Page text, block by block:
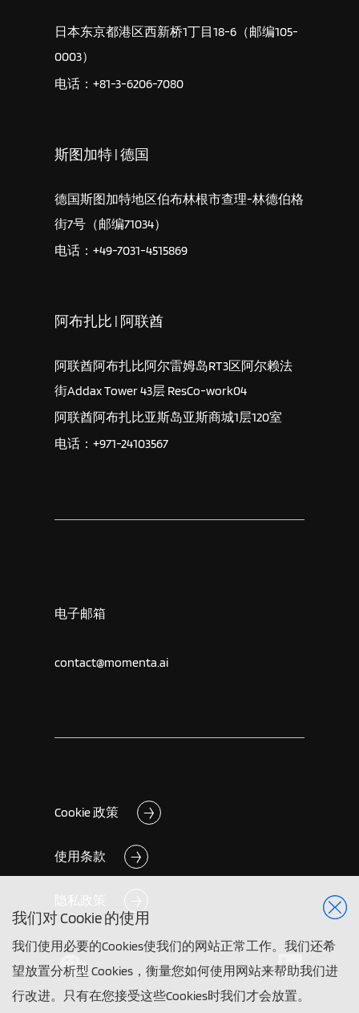
我们对 Cookie 的使用
我们使用必要的Cookies使我们的网站正常工作。我们还希
望放置分析型 Cookies，衡量您如何使用网站来帮助我们进
行改进。只有在您接受这些Cookies时我们才会放置。
日本东京都港区西新桥1丁目18-6（邮编105-
0003）
电话：+81-3-6206-7080
斯图加特 | 德国
德国斯图加特地区伯布林根市查理-林德伯格
街7号（邮编71034）
电话：+49-7031-4515869
阿布扎比 | 阿联酋
阿联酋阿布扎比阿尔雷姆岛RT3区阿尔赖法
街Addax Tower 43层 ResCo-work04
阿联酋阿布扎比亚斯岛亚斯商城1层120室
电话：+971-24103567
电子邮箱
contact@momenta.ai
Cookie 政策
使用条款
隐私政策